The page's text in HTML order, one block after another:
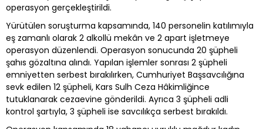
operasyon gerçekleştirildi.
Yürütülen soruşturma kapsamında, 140 personelin katılımıyla
eş zamanlı olarak 2 alkollü mekân ve 2 apart işletmeye
operasyon düzenlendi. Operasyon sonucunda 20 şüpheli
şahıs gözaltına alındı. Yapılan işlemler sonrası 2 şüpheli
emniyetten serbest bırakılırken, Cumhuriyet Başsavcılığına
sevk edilen 12 şüpheli, Kars Sulh Ceza Hâkimliğince
tutuklanarak cezaevine gönderildi. Ayrıca 3 şüpheli adli
kontrol şartıyla, 3 şüpheli ise savcılıkça serbest bırakıldı.